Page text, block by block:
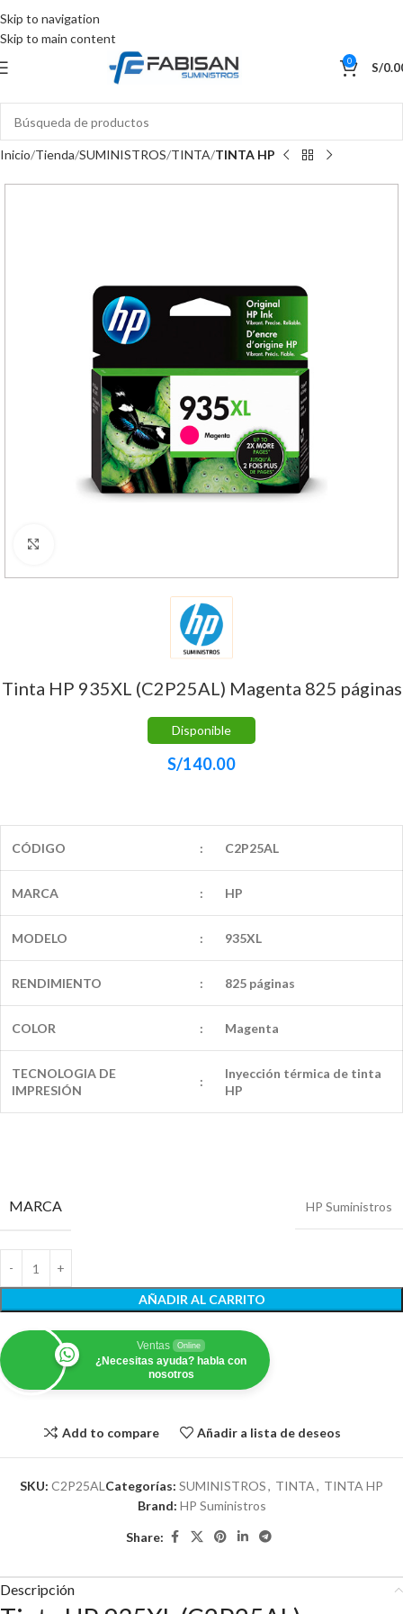
Skip to navigation
Skip to main content
0 S/
Inicio Tienda SUMINISTROS TINTA TINTA HP
Tinta HP 935XL (C2P25AL) Magenta 825 páginas
Disponible
S/140.00
CÓDIGO : C2P25AL
MARCA : HP
MODELO : 935XL
RENDIMIENTO : 825 páginas
COLOR : Magenta
TECNOLOGIA DE
IMPRESIÓN
:
Inyección térmica de tinta
HP
MARCA HP Suministros
AÑADIR AL CARRITO
Ventas Online
¿Necesitas ayuda? habla con
nosotros
Add to compare Añadir a lista de deseos
SKU: C2P25AL Categorías: SUMINISTROS, TINTA, TINTA HP
Brand: HP Suministros
Share:
Descripción